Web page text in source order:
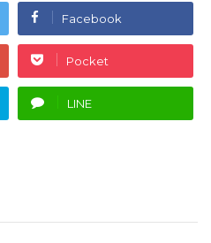
Facebook
Pocket
LINE